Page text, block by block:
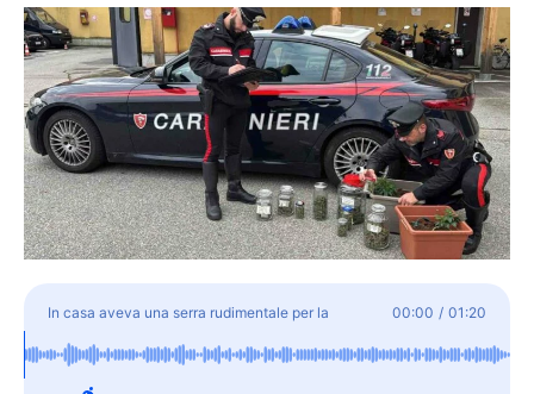
In casa aveva una serra rudimentale per la
produzione di droga. 20enne arrestato
00:00 / 01:20